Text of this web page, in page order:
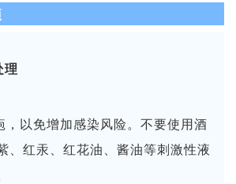
理
以免增加感染风险。 不要使用酒
、红汞、红花油、酱油等刺激性液